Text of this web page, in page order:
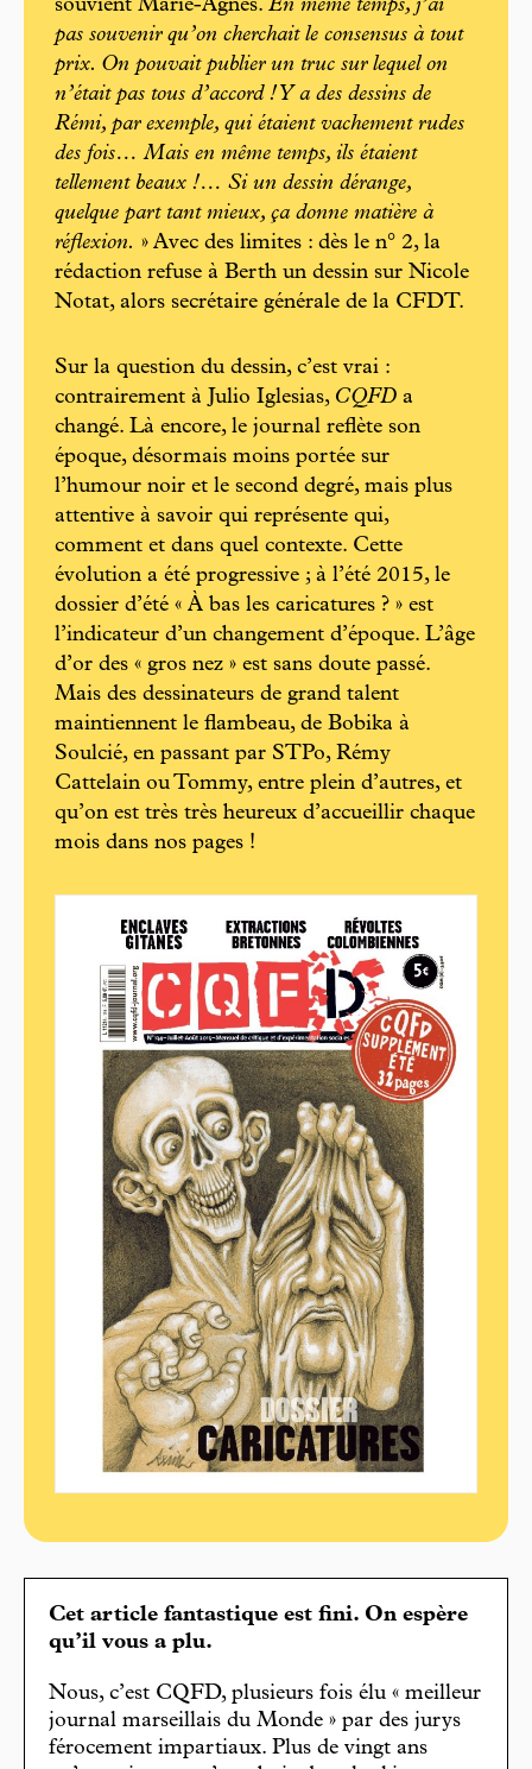
souvient Marie-Agnès. En même temps, j’ai
pas souvenir qu’on cherchait le consensus à tout
prix. On pouvait publier un truc sur lequel on
n’était pas tous d’accord ! Y a des dessins de
Rémi, par exemple, qui étaient vachement rudes
des fois… Mais en même temps, ils étaient
tellement beaux !… Si un dessin dérange,
quelque part tant mieux, ça donne matière à
réflexion. » Avec des limites : dès le n° 2, la
rédaction refuse à Berth un dessin sur Nicole
Notat, alors secrétaire générale de la CFDT.
Sur la question du dessin, c’est vrai :
contrairement à Julio Iglesias, CQFD a
changé. Là encore, le journal reflète son
époque, désormais moins portée sur
l’humour noir et le second degré, mais plus
attentive à savoir qui représente qui,
comment et dans quel contexte. Cette
évolution a été progressive ; à l’été 2015, le
dossier d’été « À bas les caricatures ? » est
l’indicateur d’un changement d’époque. L’âge
d’or des « gros nez » est sans doute passé.
Mais des dessinateurs de grand talent
maintiennent le flambeau, de Bobika à
Soulcié, en passant par STPo, Rémy
Cattelain ou Tommy, entre plein d’autres, et
qu’on est très très heureux d’accueillir chaque
mois dans nos pages !
Cet article fantastique est fini. On espère
qu’il vous a plu.
Nous, c’est CQFD, plusieurs fois élu « meilleur
journal marseillais du Monde » par des jurys
férocement impartiaux. Plus de vingt ans